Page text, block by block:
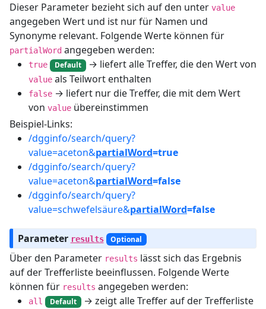
Dieser Parameter bezieht sich auf den unter value
angegeben Wert und ist nur für Namen und
Synonyme relevant. Folgende Werte können für
partialWord angegeben werden:
true Default → liefert alle Treffer, die den Wert von
value als Teilwort enthalten
false → liefert nur die Treffer, die mit dem Wert
von value übereinstimmen
Beispiel-Links:
/dgginfo/search/query?
value=aceton&partialWord=true
/dgginfo/search/query?
value=aceton&partialWord=false
/dgginfo/search/query?
value=schwefelsäure&partialWord=false
Parameter results Optional
Über den Parameter results lässt sich das Ergebnis
auf der Trefferliste beeinflussen. Folgende Werte
können für results angegeben werden:
all Default → zeigt alle Treffer auf der Trefferliste